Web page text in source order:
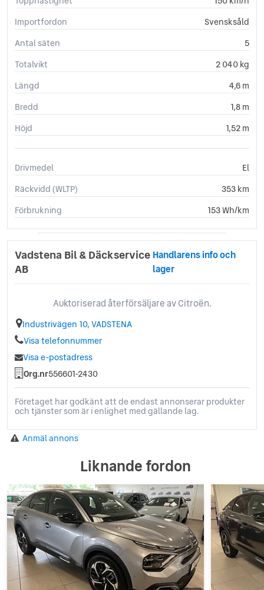
Sätesvärme (fram)
Trötthetsvarnare
Vägfilsassistans
Importfordon
Svensksåld
Antal säten
5
Totalvikt
2 040 kg
Längd
4,6 m
Bredd
1,8 m
Höjd
1,52 m
Drivmedel
El
Räckvidd (WLTP)
353 km
Förbrukning
153 Wh/km
Vadstena Bil & Däckservice
AB
Handlarens info och
lager
Auktoriserad återförsäljare av Citroën.
Industrivägen 10, VADSTENA
Visa telefonnummer
Visa e-postadress
Org.nr556601-2430
Företaget har godkänt att de endast annonserar produkter
och tjänster som är i enlighet med gällande lag.
Anmäl annons
Liknande fordon